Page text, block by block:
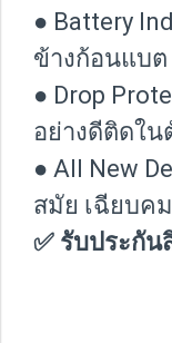
● Battery
ข้างก้อนแบต
● Drop
อย่างดีติดใน
● All New
สมัย เฉียบค
✅ รับประกัน